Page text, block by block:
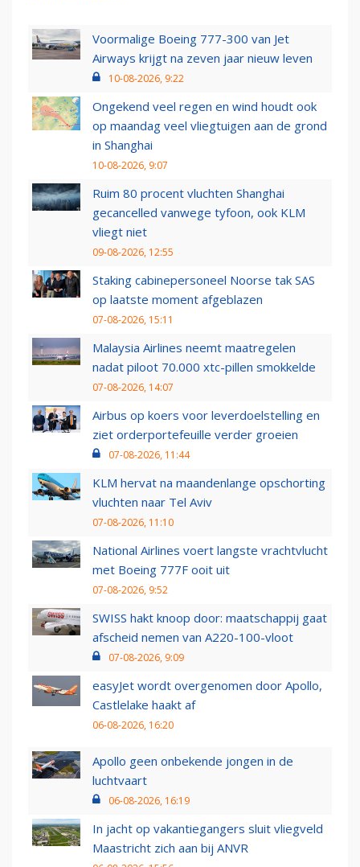
Voormalige Boeing 777-300 van Jet
Airways krijgt na zeven jaar nieuw leven
10-08-2026, 9:22
Ongekend veel regen en wind houdt ook
op maandag veel vliegtuigen aan de grond
in Shanghai
10-08-2026, 9:07
Ruim 80 procent vluchten Shanghai
gecancelled vanwege tyfoon, ook KLM
vliegt niet
09-08-2026, 12:55
Staking cabinepersoneel Noorse tak SAS
op laatste moment afgeblazen
07-08-2026, 15:11
Malaysia Airlines neemt maatregelen
nadat piloot 70.000 xtc-pillen smokkelde
07-08-2026, 14:07
Airbus op koers voor leverdoelstelling en
ziet orderportefeuille verder groeien
07-08-2026, 11:44
KLM hervat na maandenlange opschorting
vluchten naar Tel Aviv
07-08-2026, 11:10
National Airlines voert langste vrachtvlucht
met Boeing 777F ooit uit
07-08-2026, 9:52
SWISS hakt knoop door: maatschappij gaat
afscheid nemen van A220-100-vloot
07-08-2026, 9:09
easyJet wordt overgenomen door Apollo,
Castlelake haakt af
06-08-2026, 16:20
Apollo geen onbekende jongen in de
luchtvaart
06-08-2026, 16:19
In jacht op vakantiegangers sluit vliegveld
Maastricht zich aan bij ANVR